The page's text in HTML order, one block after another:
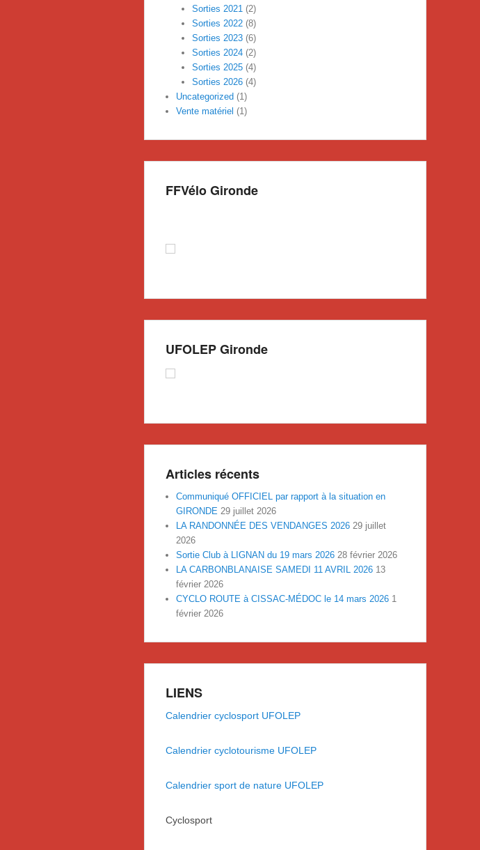
Sorties 2021 (2)
Sorties 2022(8)
Sorties 2023(6)
Sorties 2024(2)
Sorties 2025(4)
Sorties 2026(4)
Uncategorized (1)
Vente matériel (1)
FFVélo Gironde
UFOLEP Gironde
Articles récents
Communiqué OFFICIEL par rapport à la situation en
GIRONDE 29 juillet 2026
LA RANDONNÉE DES VENDANGES 2026 29 juillet
2026
Sortie Club à LIGNAN du 19 mars 2026 28 février 2026
LA CARBONBLANAISE SAMEDI 11 AVRIL 2026 13
février 2026
CYCLO ROUTE à CISSAC-MÉDOC le 14 mars 2026 1
février 2026
LIENS
Calendrier cyclosport UFOLEP
Calendrier cyclotourisme UFOLEP
Calendrier sport de nature UFOLEP
Cyclosport